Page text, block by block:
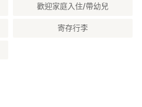
歡迎家庭入住/帶幼兒
寄存行李